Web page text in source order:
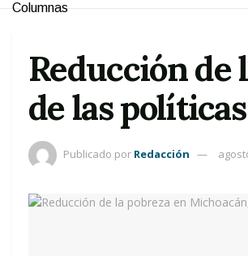
Columnas
Reducción de
de las
Publicado por Redacción